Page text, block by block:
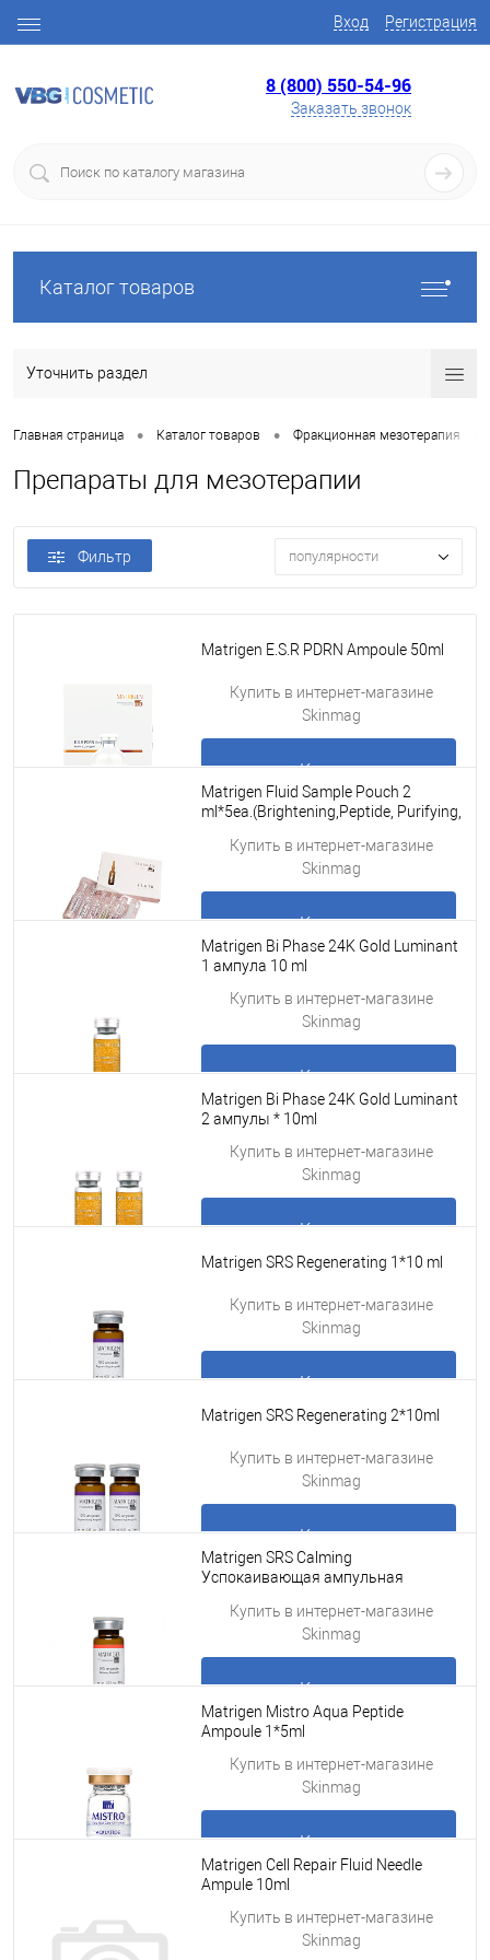
Вход Регистрация
8 (800) 550-54-96
Заказать звонок
Каталог товаров
Уточнить раздел
Главная страница • Каталог товаров • Фракционная мезотерапия
Препараты для мезотерапии
Фильтр популярности
Matrigen E.S.R PDRN Ampoule 50ml
Купить в интернет-магазине
Skinmag
Купить
Подробнее
Matrigen Fluid Sample Pouch 2
ml*5ea.(Brightening,Peptide, Purifying,
Купить в интернет-магазине
Skinmag
Купить
Подробнее
Matrigen Bi Phase 24K Gold Luminant
1 ампула 10 ml
Купить в интернет-магазине
Skinmag
Купить
Подробнее
Matrigen Bi Phase 24K Gold Luminant
2 ампулы * 10ml
Купить в интернет-магазине
Skinmag
Купить
Подробнее
Matrigen SRS Regenerating 1*10 ml
Купить в интернет-магазине
Skinmag
Купить
Подробнее
Matrigen SRS Regenerating 2*10ml
Купить в интернет-магазине
Skinmag
Купить
Подробнее
Matrigen SRS Calming
Успокаивающая ампульная
раздражения с кожи / мезотерапии
руками аппаратом, 1 шт х 10 мл
Купить в интернет-магазине
Skinmag
Купить
Подробнее
Matrigen Mistro Aqua Peptide
Ampoule 1*5ml
Купить в интернет-магазине
Skinmag
Купить
Подробнее
Matrigen Cell Repair Fluid Needle
Ampule 10ml
Купить в интернет-магазине
Skinmag